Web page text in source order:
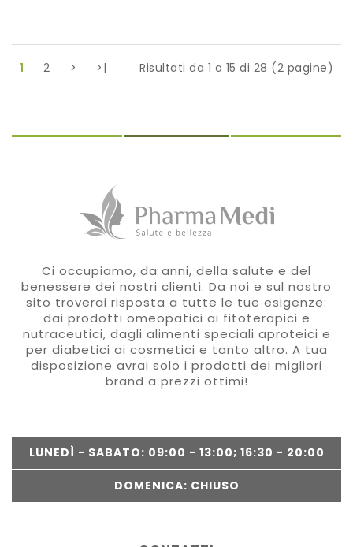
1 2 > >| Risultati da 1 a 15 di 28 (2 pagine)
Ci occupiamo, da anni, della salute e del
benessere dei nostri clienti. Da noi e sul nostro
sito troverai risposta a tutte le tue esigenze:
dai prodotti omeopatici ai fitoterapici e
nutraceutici, dagli alimenti speciali aproteici e
per diabetici ai cosmetici e tanto altro. A tua
disposizione avrai solo i prodotti dei migliori
brand a prezzi ottimi!
LUNEDÌ - SABATO: 09:00 - 13:00; 16:30 - 20:00
DOMENICA: CHIUSO